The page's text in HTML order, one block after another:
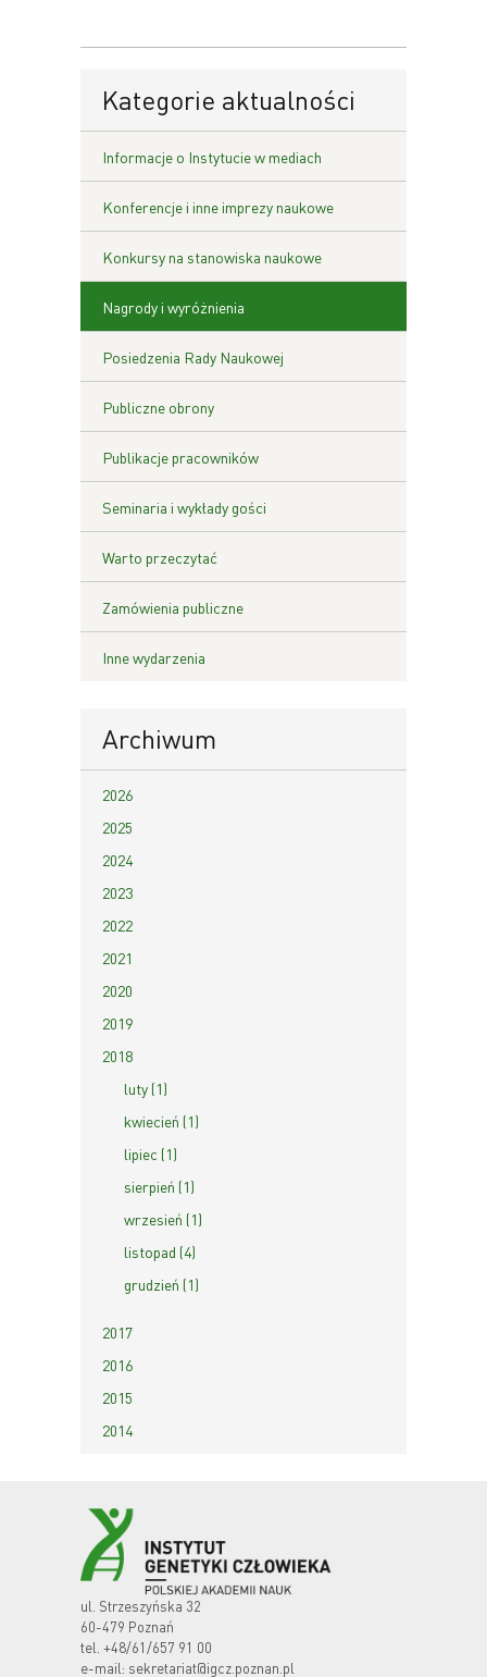
Kategorie aktualności
Informacje o Instytucie w mediach
Konferencje i inne imprezy naukowe
Konkursy na stanowiska naukowe
Nagrody i wyróżnienia
Posiedzenia Rady Naukowej
Publiczne obrony
Publikacje pracowników
Seminaria i wykłady gości
Warto przeczytać
Zamówienia publiczne
Inne wydarzenia
Archiwum
2026
2025
2024
2023
2022
2021
2020
2019
2018
luty (1)
kwiecień (1)
lipiec (1)
sierpień (1)
wrzesień (1)
listopad (4)
grudzień (1)
2017
2016
2015
2014
ul. Strzeszyńska 32
60-479 Poznań
tel. +48/61/657 91 00
e-mail: sekretariat@igcz.poznan.pl